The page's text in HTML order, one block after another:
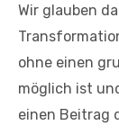
Wir glauben
ohne einen
möglich ist
einen Beitrag